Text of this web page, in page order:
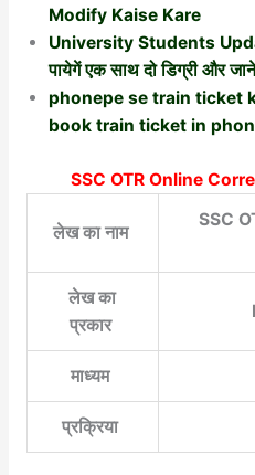
Modify Kaise Kare
University Students
पायेगें एक साथ दो डिग्री और जाने
phonepe se train ticket
book train ticket in
SSC OTR Online
लेख का नाम
SSC
लेख का
प्रकार
माध्यम
प्रक्रिया